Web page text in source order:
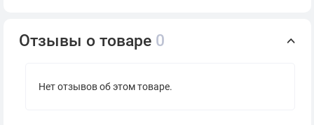
Отзывы о товаре 0
Нет отзывов об этом товаре.